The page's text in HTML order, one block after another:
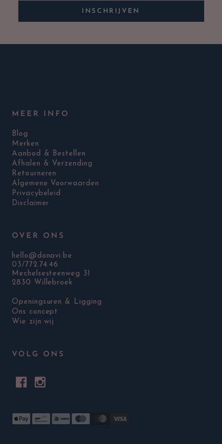
INSCHRIJVEN
MEER INFO
Blog
Merken
Aanbod & Bestellen
Afhalen & Verzending
Retourneren
Algemene Voorwaarden
Privacybeleid
Disclaimer
OVER ONS
hello@donavi.be
03/772.74.46
Mechelsesteenweg 31
2830 Willebroek
Openingsuren & Ligging
Ons concept
Wie zijn wij
VOLG ONS